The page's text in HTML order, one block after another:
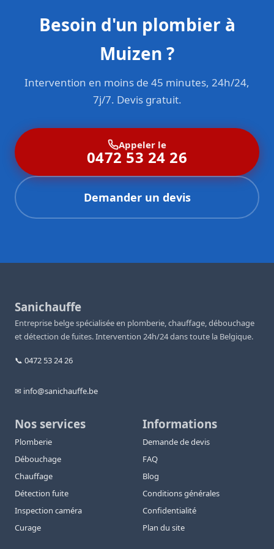
Besoin d'un plombier à
Muizen ?
Intervention en moins de 45 minutes, 24h/24,
7j/7. Devis gratuit.
Appeler le
0472 53 24 26
Demander un devis
Sanichauffe
Entreprise belge spécialisée en plomberie, chauffage, débouchage
et détection de fuites. Intervention 24h/24 dans toute la Belgique.
📞 0472 53 24 26
✉ info@sanichauffe.be
Nos services
Plomberie
Débouchage
Chauffage
Détection fuite
Inspection caméra
Curage
Informations
Demande de devis
FAQ
Blog
Conditions générales
Confidentialité
Plan du site